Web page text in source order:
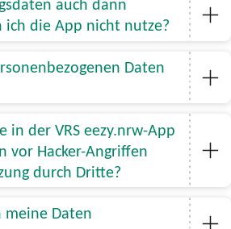
auch dann
ich die App nicht nutze?
Daten
in der VRS eezy.nrw-App
vor Hacker-Angriffen
durch Dritte?
Daten